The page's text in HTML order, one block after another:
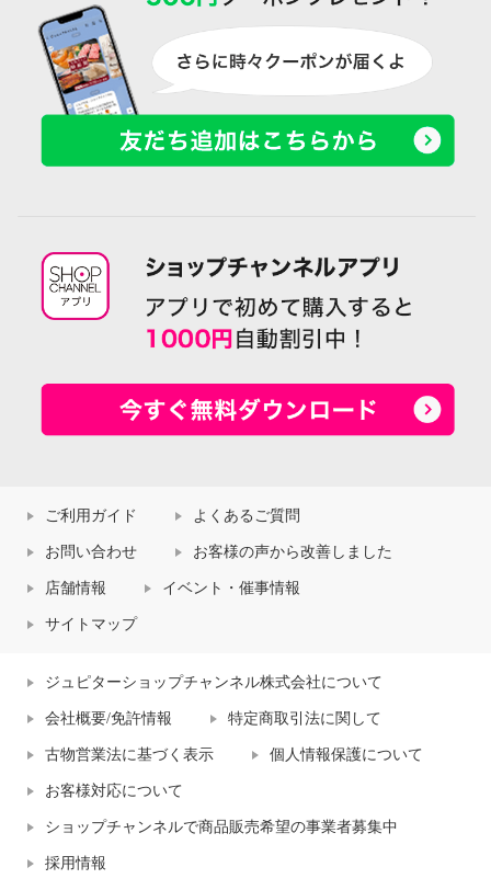
ご利用ガイド よくあるご質問
お問い合わせ お客様の声から改善しました
店舗情報 イベント・催事情報
サイトマップ
ジュピターショップチャンネル株式会社について
会社概要/免許情報 特定商取引法に関して
古物営業法に基づく表示 個人情報保護について
お客様対応について
ショップチャンネルで商品販売希望の事業者募集中
採用情報